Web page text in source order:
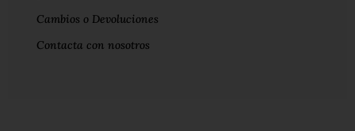
Cambios o Devoluciones
Contacta con nosotros